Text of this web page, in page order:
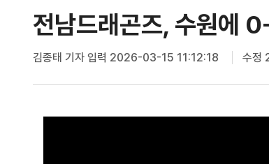
전남드래곤즈, 수원에
김종태 기자입력 2026-03-15 11:12:18 수정